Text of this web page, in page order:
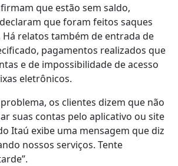
que estão sem saldo,
que foram feitos saques
relatos também de entrada de
pagamentos realizados que
e de impossibilidade de acesso
eletrônicos.
os clientes dizem que não
suas contas pelo aplicativo ou site
Itaú exibe uma mensagem que diz
nossos serviços. Tente